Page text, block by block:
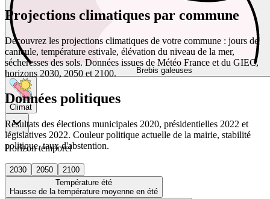
Brebis galeuses
Climat
Horizon temporel
2030 2050
2100
Température été
Hausse de la température moyenne en été
Projections climatiques par commune
Découvrez les projections climatiques de votre commune : jours de
canicule, température estivale, élévation du niveau de la mer,
sécheresses des sols. Données issues de Météo France et du GIEC,
horizons 2030, 2050 et 2100.
Données politiques
Résultats des élections municipales 2020, présidentielles 2022 et
législatives 2022. Couleur politique actuelle de la mairie, stabilité
politique, taux d'abstention.